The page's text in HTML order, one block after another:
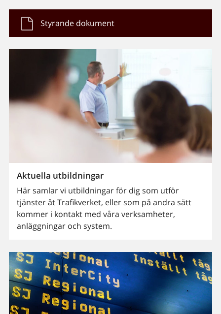
Styrande dokument
Aktuella utbildningar
Här samlar vi utbildningar för dig som utför
tjänster åt Trafikverket, eller som på andra sätt
kommer i kontakt med våra verksamheter,
anläggningar och system.